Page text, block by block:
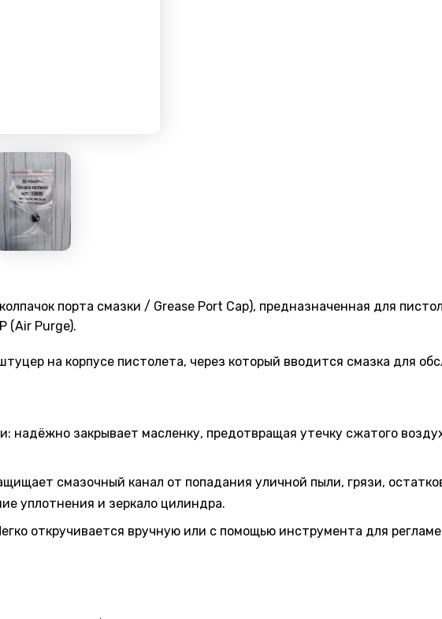
порта смазки / Grease Port Cap), предназначенная для
(Air Purge).
на корпусе пистолета, через который вводится смазка для
надёжно закрывает масленку, предотвращая утечку сжатого
смазочный канал от попадания уличной пыли, грязи,
уплотнения и зеркало цилиндра.
откручивается вручную или с помощью инструмента для